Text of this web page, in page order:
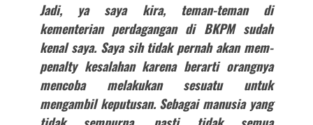
Jadi, ya saya kira, teman-teman di
kementerian perdagangan di BKPM sudah
kenal saya. Saya sih tidak pernah akan mem-
penalty kesalahan karena berarti orangnya
mencoba melakukan sesuatu untuk
mengambil keputusan. Sebagai manusia yang